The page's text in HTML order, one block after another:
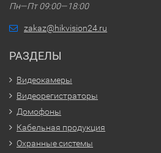
Пн—Пт 09:00—18:00
zakaz@hikvision24.ru
РАЗДЕЛЫ
Видеокамеры
Видеорегистраторы
Домофоны
Кабельная продукция
Охранные системы